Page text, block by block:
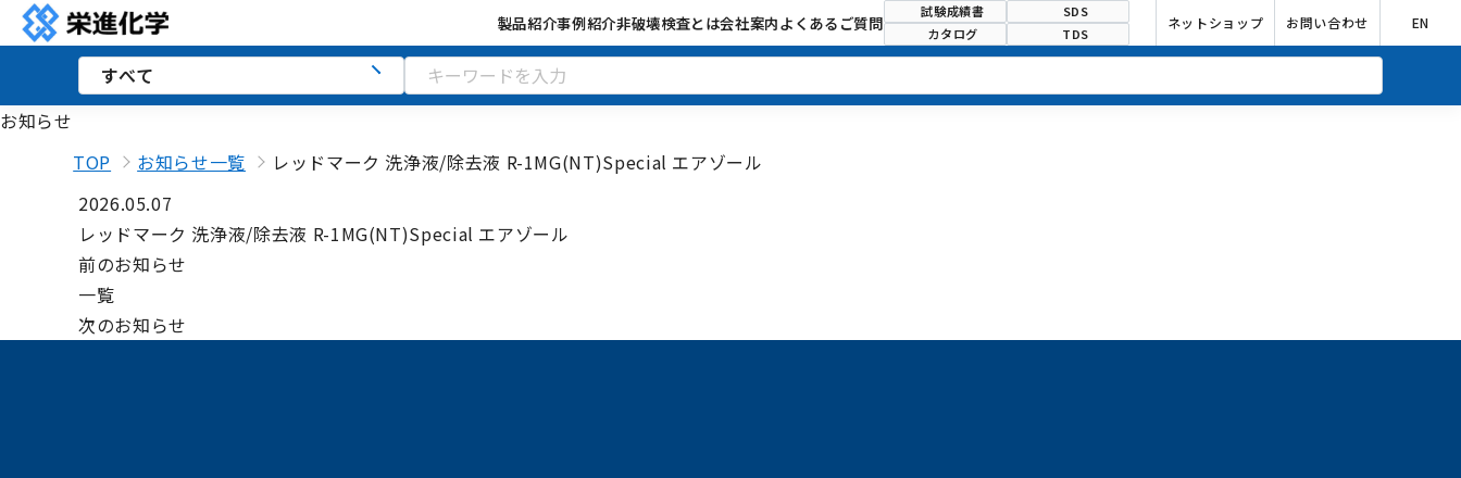
製品紹介事例紹介非破壊検査とは会社案内よくあるご質問
試験成績書
SDS
カタログ
TDS
ネットショップ お問い合わせ EN
お知らせ
TOP
お知らせ一覧
レッドマーク 洗浄液/除去液 R-1MG(NT)Special エアゾール
2026.05.07
レッドマーク 洗浄液/除去液 R-1MG(NT)Special エアゾール
前のお知らせ
一覧
次のお知らせ